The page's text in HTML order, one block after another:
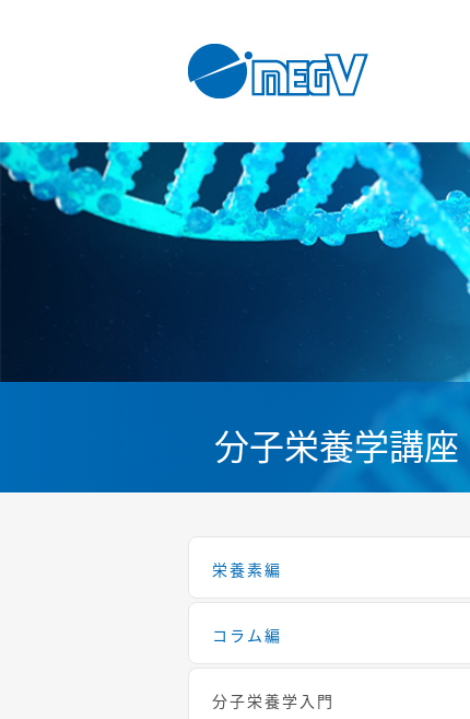
分子栄養学講座
栄養素編
コラム編
分子栄養学入門